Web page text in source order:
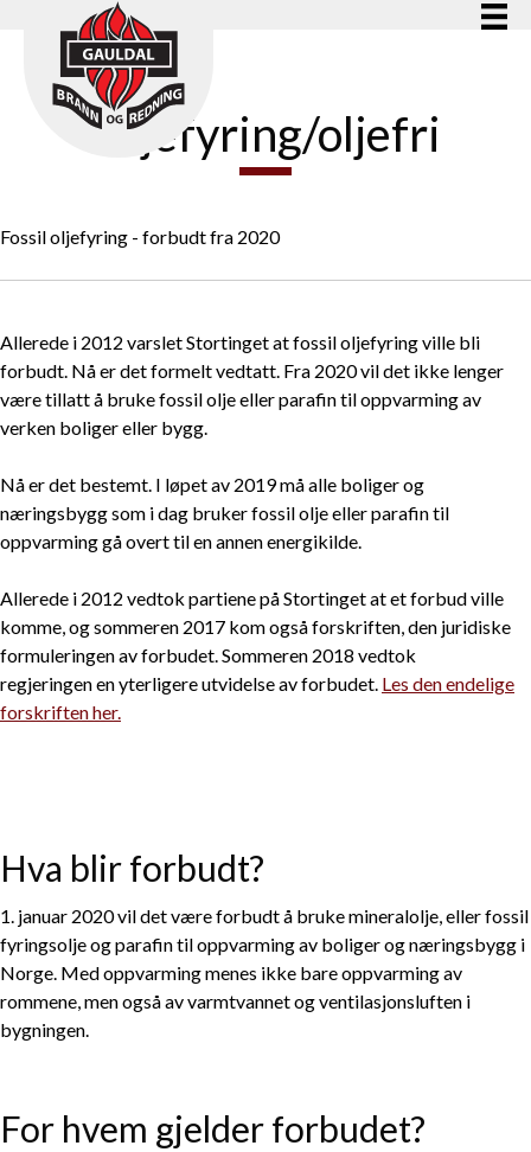
Oljefyring/oljefri
Fossil oljefyring - forbudt fra 2020
Allerede i 2012 varslet Stortinget at fossil oljefyring ville bli
forbudt. Nå er det formelt vedtatt. Fra 2020 vil det ikke lenger
være tillatt å bruke fossil olje eller parafin til oppvarming av
verken boliger eller bygg.
Nå er det bestemt. I løpet av 2019 må alle boliger og
næringsbygg som i dag bruker fossil olje eller parafin til
oppvarming gå overt til en annen energikilde.
Allerede i 2012 vedtok partiene på Stortinget at et forbud ville
komme, og sommeren 2017 kom også forskriften, den juridiske
formuleringen av forbudet. Sommeren 2018 vedtok
regjeringen en yterligere utvidelse av forbudet. Les den endelige
forskriften her.
Hva blir forbudt?
1. januar 2020 vil det være forbudt å bruke mineralolje, eller fossil
fyringsolje og parafin til oppvarming av boliger og næringsbygg i
Norge. Med oppvarming menes ikke bare oppvarming av
rommene, men også av varmtvannet og ventilasjonsluften i
bygningen.
For hvem gjelder forbudet?